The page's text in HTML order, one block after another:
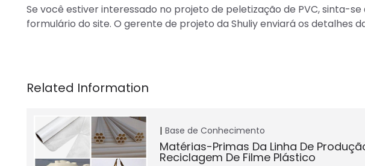
Se você estiver interessado no projeto de peletização de PVC, sinta-
formulário do site. O gerente de projeto da Shuliy enviará os detalhes
Base de Conhecimento
Matérias-Primas Da Linha De
Reciclagem De Filme Plástico